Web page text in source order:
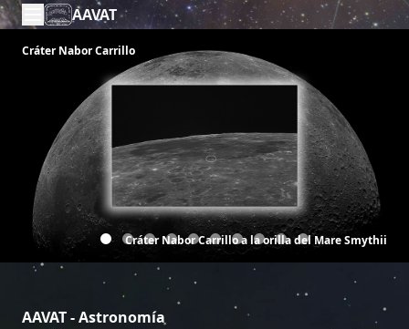
AAVAT
Cráter Nabor Carrillo
Cráter Nabor Carrillo a la orilla del Mare Smythii
AAVAT - Astronomía